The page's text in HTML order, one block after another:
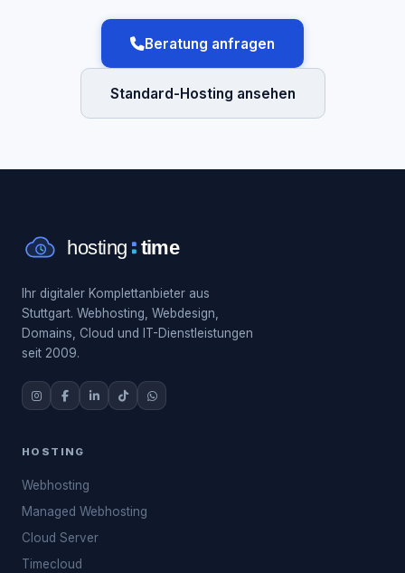
Beratung anfragen
Standard-Hosting ansehen
Ihr digitaler Komplettanbieter aus
Stuttgart. Webhosting, Webdesign,
Domains, Cloud und IT-Dienstleistungen
seit 2009.
HOSTING
Webhosting
Managed Webhosting
Cloud Server
Timecloud